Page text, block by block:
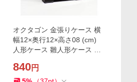
オクタゴン 金張りケース 横
幅12×奥行12×高さ08 (cm)
人形ケース 雛人形ケース コ
840円